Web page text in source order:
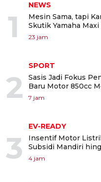
1
NEWS
Mesin Sama, tapi
Skutik Yamaha
23 jam
2
SPORT
Sasis Jadi Fokus
Baru Motor 850cc
7 jam
3
EV-READY
Insentif Motor
Subsidi Mandiri
4 jam